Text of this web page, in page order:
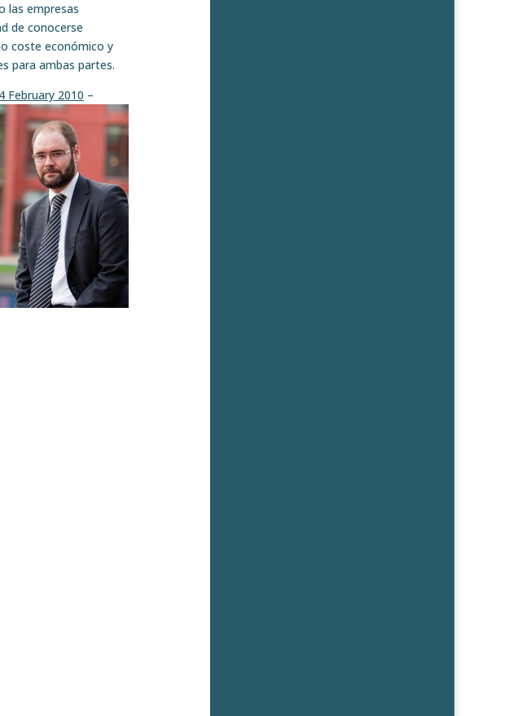
las empresas
de conocerse
coste económico y
para ambas partes.
February 2010 –